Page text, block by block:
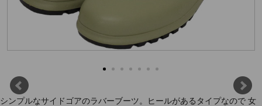
シンプルなサイドゴアのラバーブーツ。ヒールがあるタイプなので 女